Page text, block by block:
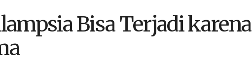
Bisa Terjadi karena